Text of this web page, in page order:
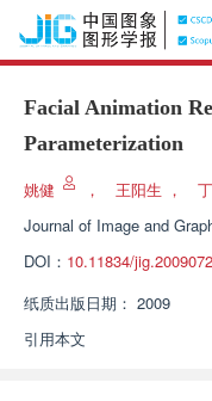
Facial Animation
Parameterization
姚健 ， 王阳生 ，
Journal of Image and
DOI： 10.11834/
纸质出版日期： 2009
引用本文